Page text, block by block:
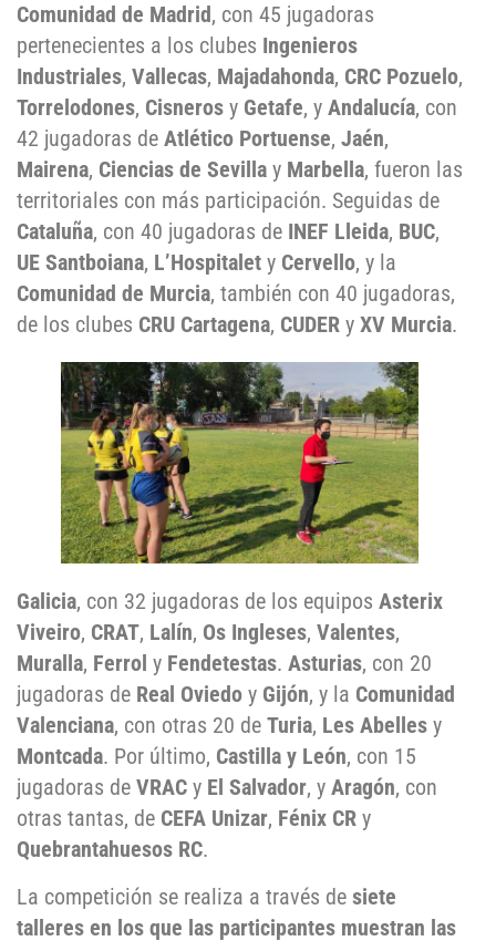
Comunidad de Madrid, con 45 jugadoras
pertenecientes a los clubes Ingenieros
Industriales, Vallecas, Majadahonda, CRC Pozuelo,
Torrelodones, Cisneros y Getafe, y Andalucía, con
42 jugadoras de Atlético Portuense, Jaén,
Mairena, Ciencias de Sevilla y Marbella, fueron las
territoriales con más participación. Seguidas de
Cataluña, con 40 jugadoras de INEF Lleida, BUC,
UE Santboiana, L’Hospitalet y Cervello, y la
Comunidad de Murcia, también con 40 jugadoras,
de los clubes CRU Cartagena, CUDER y XV Murcia.
Galicia, con 32 jugadoras de los equipos Asterix
Viveiro, CRAT, Lalín, Os Ingleses, Valentes,
Muralla, Ferrol y Fendetestas. Asturias, con 20
jugadoras de Real Oviedo y Gijón, y la Comunidad
Valenciana, con otras 20 de Turia, Les Abelles y
Montcada. Por último, Castilla y León, con 15
jugadoras de VRAC y El Salvador, y Aragón, con
otras tantas, de CEFA Unizar, Fénix CR y
Quebrantahuesos RC.
La competición se realiza a través de siete
talleres en los que las participantes muestran las